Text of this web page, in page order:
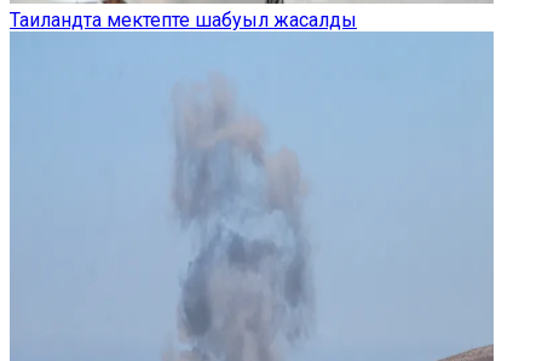
Таиландта мектепте шабуыл жасалды